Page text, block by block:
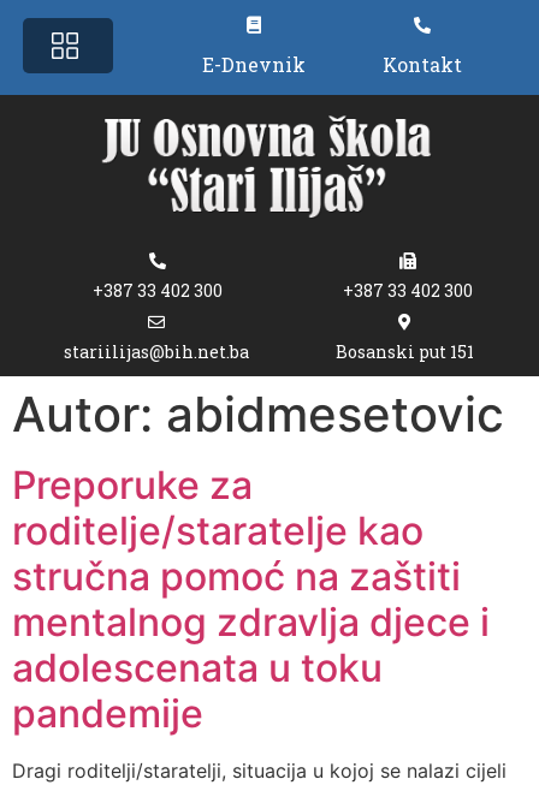
E-Dnevnik Kontakt
+387 33 402 300 +387 33 402 300
stariilijas@bih.net.ba Bosanski put 151
Autor: abidmesetovic
Preporuke za
roditelje/staratelje kao
stručna pomoć na zaštiti
mentalnog zdravlja djece i
adolescenata u toku
pandemije
Dragi roditelji/staratelji, situacija u kojoj se nalazi cijeli